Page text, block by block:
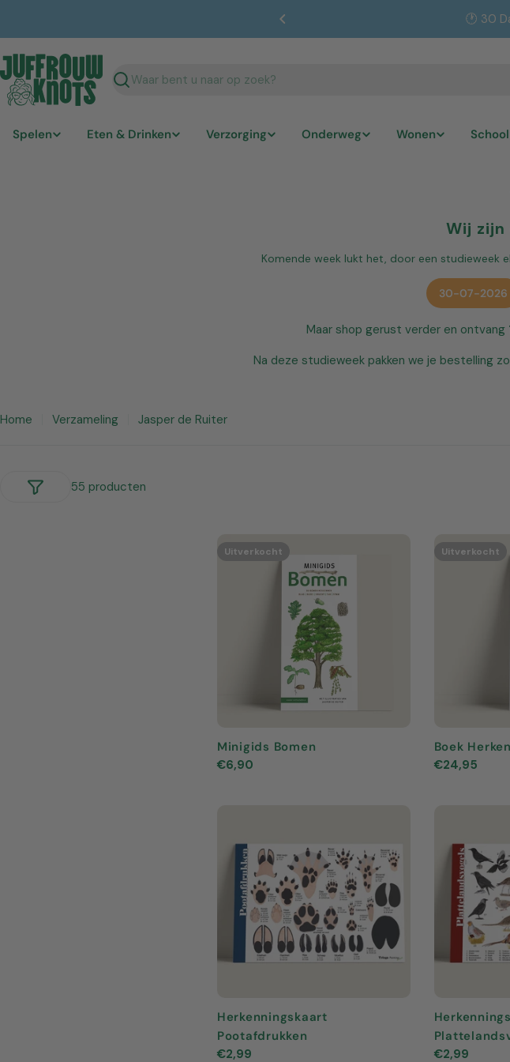
🚀 Levering
Zoekopdracht
Spelen Eten & Drinken Verzorging Onderweg Wonen School
Wij
Komende week lukt het, door een studieweek
30-07-2026
Maar shop gerust verder en ontvang
Na deze studieweek pakken we je bestelling
Home Verzameling Jasper de Ruiter
55 producten
Uitverkocht
Minigids Bomen
Normale
€6,90
Uitverkocht
Boek
Normale
€24,95
Herkenningskaart
Pootafdrukken
Normale
€2,99
Normale
€2,99